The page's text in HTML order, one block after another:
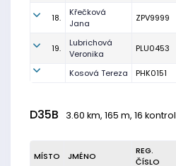
18.
Křečková
Jana
ZPV9999
19.
Lubrichová
Veronika
PLU0453
Kosová Tereza PHK0151
D35B 3.60 km, 165 m, 16 kontrol
MÍSTO JMÉNO
REG.
ČÍSLO